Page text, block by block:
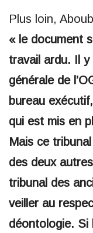
Plus loin,
« le document
travail ardu. Il y
générale de
bureau
qui est mis en
Mais ce
des deux
tribunal des
veiller au
déontologie. Si